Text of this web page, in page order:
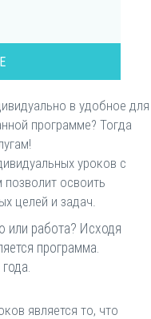
в удобное для
программе? Тогда
уроков с
освоить
целей и задач.
или работа? Исходя
программа.
является то, что